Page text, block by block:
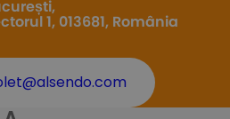
1, 013681, România